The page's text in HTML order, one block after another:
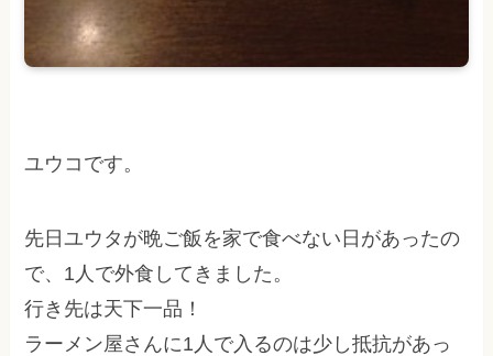
ユウコです。
先日ユウタが晩ご飯を家で食べない日があったの
で、1人で外食してきました。
行き先は天下一品！
ラーメン屋さんに1人で入るのは少し抵抗があっ